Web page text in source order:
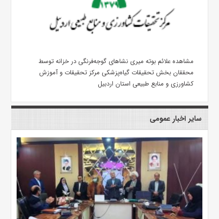
مشاهده علائم بوته میری نشاهای گوجه‌فرنگی در خزانه توسط
محققان بخش تحقیقات گیاه‌پزشکی مرکز تحقیقات و آموزش
کشاورزی و منابع طبیعی استان اردبیل
سایر اخبار عمومی